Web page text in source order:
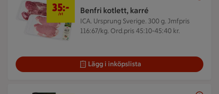
Benfri kotlett, karré
ICA. Ursprung Sverige. 300 g. Jmfpris
116:67/kg. Ord.pris 45:10-45:40 kr.
35:-
/st
Lägg i inköpslista